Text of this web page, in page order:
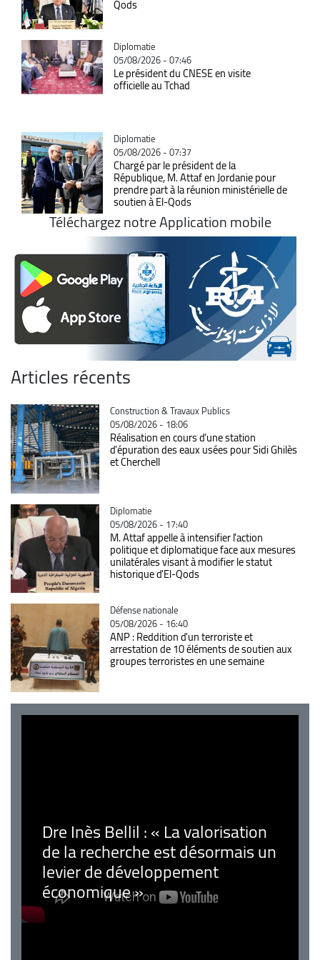
Qods
Catégorie
Diplomatie
05/08/2026 - 07:46
Le président du CNESE en visite
officielle au Tchad
Catégorie
Diplomatie
05/08/2026 - 07:37
Chargé par le président de la
République, M. Attaf en Jordanie pour
prendre part à la réunion ministérielle de
soutien à El-Qods
Téléchargez notre Application mobile
Articles récents
Catégorie
Construction & Travaux Publics
05/08/2026 - 18:06
Réalisation en cours d’une station
d’épuration des eaux usées pour Sidi Ghilès
et Cherchell
Catégorie
Diplomatie
05/08/2026 - 17:40
M. Attaf appelle à intensifier l'action
politique et diplomatique face aux mesures
unilatérales visant à modifier le statut
historique d'El-Qods
Catégorie
Défense nationale
05/08/2026 - 16:40
ANP : Reddition d'un terroriste et
arrestation de 10 éléments de soutien aux
groupes terroristes en une semaine
Dre Inès Bellil : « La valorisation
de la recherche est désormais un
levier de développement
économique »